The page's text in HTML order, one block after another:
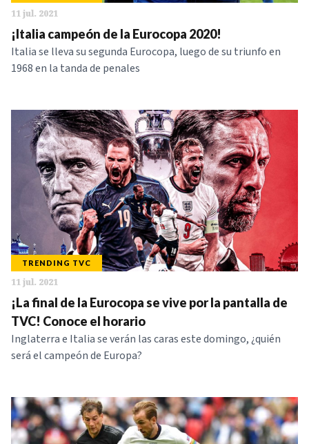
NOTICIAS
11 jul. 2021
¡Italia campeón de la Eurocopa 2020!
Italia se lleva su segunda Eurocopa, luego de su triunfo en
1968 en la tanda de penales
TRENDING TVC
11 jul. 2021
¡La final de la Eurocopa se vive por la pantalla de
TVC! Conoce el horario
Inglaterra e Italia se verán las caras este domingo, ¿quién
será el campeón de Europa?